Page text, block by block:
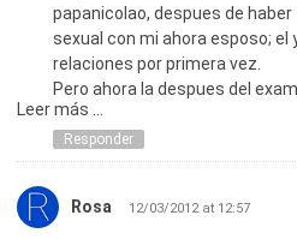
papanicolao, despues de
sexual con mi ahora esposo; el
relaciones por primera vez.
Pero ahora la despues del
VPH q es leve y solo contagio
continuacion le detallo mi
Endo Cervix: no visible
Vagina: Flujo
Leer más ...
Responder
Rosa 12/03/2012 at 12:57